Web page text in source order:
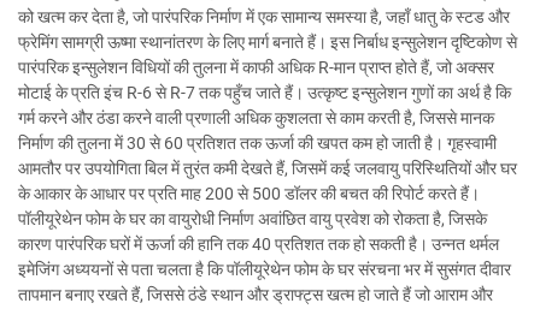
को खत्म कर देता है, जो पारंपरिक निर्माण में एक सामान्य समस्या है, जहाँ धातु के स्टड और
फ्रेमिंग सामग्री ऊष्मा स्थानांतरण के लिए मार्ग बनाते हैं। इस निर्बाध इन्सुलेशन दृष्टिकोण से
पारंपरिक इन्सुलेशन विधियों की तुलना में काफी अधिक R-मान प्राप्त होते हैं, जो अक्सर
मोटाई के प्रति इंच R-6 से R-7 तक पहुँच जाते हैं। उत्कृष्ट इन्सुलेशन गुणों का अर्थ है कि
गर्म करने और ठंडा करने वाली प्रणाली अधिक कुशलता से काम करती है, जिससे मानक
निर्माण की तुलना में 30 से 60 प्रतिशत तक ऊर्जा की खपत कम हो जाती है। गृहस्वामी
आमतौर पर उपयोगिता बिल में तुरंत कमी देखते हैं, जिसमें कई जलवायु परिस्थितियों और घर
के आकार के आधार पर प्रति माह 200 से 500 डॉलर की बचत की रिपोर्ट करते हैं।
पॉलीयूरेथेन फोम के घर का वायुरोधी निर्माण अवांछित वायु प्रवेश को रोकता है, जिसके
कारण पारंपरिक घरों में ऊर्जा की हानि तक 40 प्रतिशत तक हो सकती है। उन्नत थर्मल
इमेजिंग अध्ययनों से पता चलता है कि पॉलीयूरेथेन फोम के घर संरचना भर में सुसंगत दीवार
तापमान बनाए रखते हैं, जिससे ठंडे स्थान और ड्राफ्ट्स खत्म हो जाते हैं जो आराम और